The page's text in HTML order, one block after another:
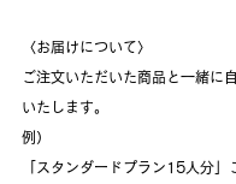
〈お届けについて〉
ご注文いただいた商品と一緒に
いたします。
例）
「スタンダードプラン15人分